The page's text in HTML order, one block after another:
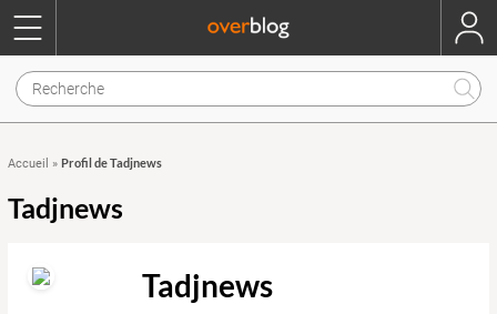
Accueil » Profil de Tadjnews
Tadjnews
Tadjnews